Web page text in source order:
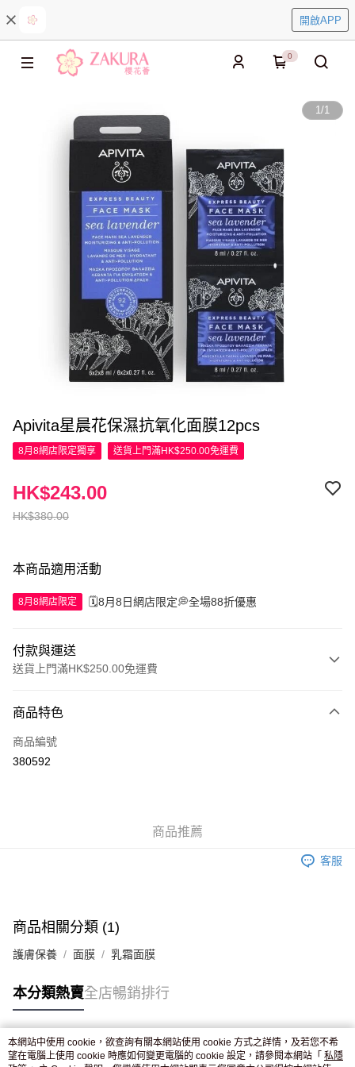
開啟APP
0
1/1
Apivita星晨花保濕抗氧化面膜12pcs
8月8網店限定獨享 送貨上門滿HK$250.00免運費
HK$380.00
HK$243.00
本商品適用活動
8月8網店限定 🗓️8月8日網店限定💭全場88折優惠
付款與運送
送貨上門滿HK$250.00免運費
信用卡
Apple Pay
付款後門市自取，訂單確認後2-4個工作天到店，7天內取。逾期後
商品特色
商品編號
380592
商品推薦
客服
商品相關分類 (1)
護膚保養 面膜 乳霜面膜
本分類熱賣全店暢銷排行
熱門標籤
本網站中使用 cookie，欲查詢有關本網站使用 cookie 方式之詳情，及若您不希
望在電腦上使用 cookie 時應如何變更電腦的 cookie 設定，請參閱本網站「 私隱